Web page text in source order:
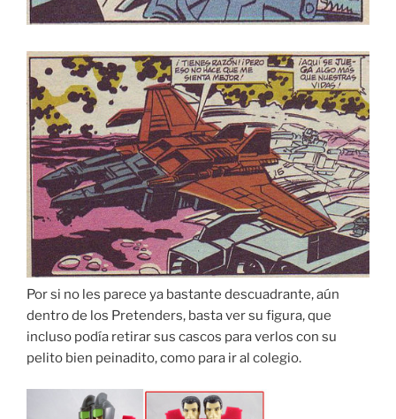
Por si no les parece ya bastante descuadrante, aún
dentro de los Pretenders, basta ver su figura, que
incluso podía retirar sus cascos para verlos con su
pelito bien peinadito, como para ir al colegio.